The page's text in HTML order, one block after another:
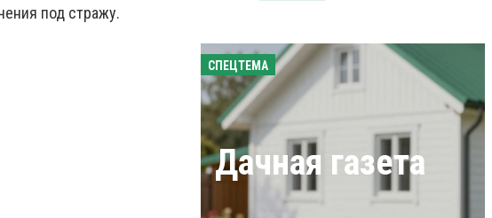
под стражу.
СПЕЦТЕМА
Дачная газета